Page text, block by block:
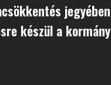
jegyében
készül a kormány